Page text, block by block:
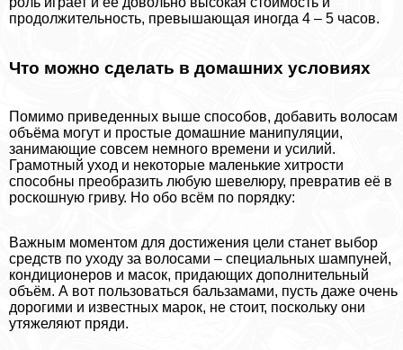
продолжительность, превышающая иногда 4 – 5 часов.
Что можно сделать в домашних условиях
Помимо приведенных выше способов, добавить волосам
объёма могут и простые домашние манипуляции,
занимающие совсем немного времени и усилий.
Грамотный уход и некоторые маленькие хитрости
способны преобразить любую шевелюру, превратив её в
роскошную гриву. Но обо всём по порядку:
Важным моментом для достижения цели станет выбор
средств по уходу за волосами – специальных шампуней,
кондиционеров и масок, придающих дополнительный
объём. А вот пользоваться бальзамами, пусть даже очень
дорогими и известных марок, не стоит, поскольку они
утяжеляют пряди.